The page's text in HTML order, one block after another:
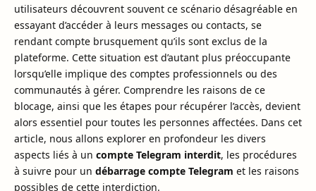
utilisateurs découvrent souvent ce scénario désagréable en
essayant d’accéder à leurs messages ou contacts, se
rendant compte brusquement qu’ils sont exclus de la
plateforme. Cette situation est d’autant plus préoccupante
lorsqu’elle implique des comptes professionnels ou des
communautés à gérer. Comprendre les raisons de ce
blocage, ainsi que les étapes pour récupérer l’accès, devient
alors essentiel pour toutes les personnes affectées. Dans cet
article, nous allons explorer en profondeur les divers
aspects liés à un compte Telegram interdit, les procédures
à suivre pour un débarrage compte Telegram et les raisons
possibles de cette interdiction.